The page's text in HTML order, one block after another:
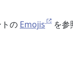
の Emojis
を参